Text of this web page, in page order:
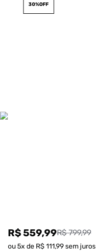
30%OFF
R$ 559,99R$ 799,99
ou5x de R$ 111,99sem juros